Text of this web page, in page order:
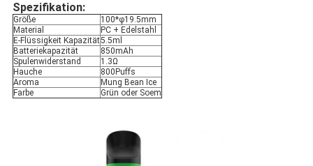
Spezifikation:
Größe
100*φ19.5mm
Material
PC + Edelstahl
E-Flüssigkeit Kapazität5.5ml
Batteriekapazität
850mAh
Spulenwiderstand
1.3Ω
Hauche
800Puffs
Aroma
Mung Bean Ice
Farbe
Grün oder Soem